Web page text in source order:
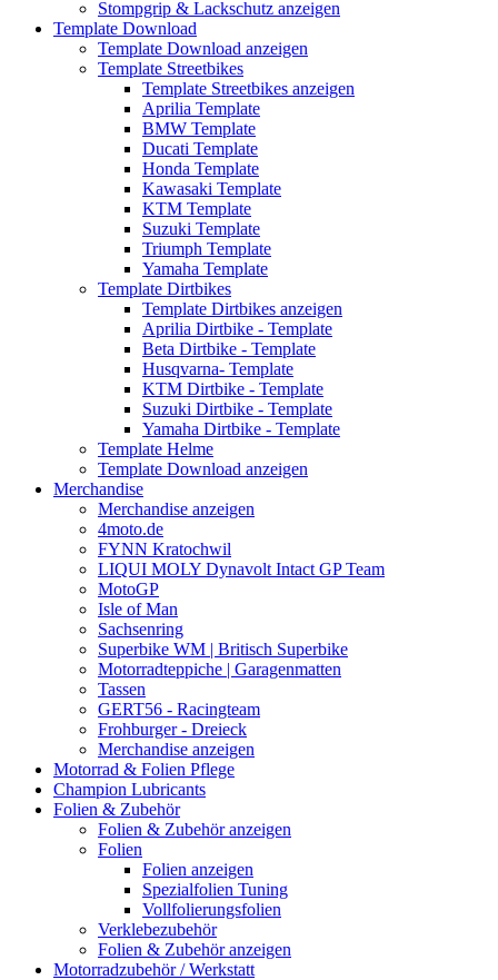
Stompgrip & Lackschutz anzeigen
Template Download
Template Download anzeigen
Template Streetbikes
Template Streetbikes anzeigen
Aprilia Template
BMW Template
Ducati Template
Honda Template
Kawasaki Template
KTM Template
Suzuki Template
Triumph Template
Yamaha Template
Template Dirtbikes
Template Dirtbikes anzeigen
Aprilia Dirtbike - Template
Beta Dirtbike - Template
Husqvarna- Template
KTM Dirtbike - Template
Suzuki Dirtbike - Template
Yamaha Dirtbike - Template
Template Helme
Template Download anzeigen
Merchandise
Merchandise anzeigen
4moto.de
FYNN Kratochwil
LIQUI MOLY Dynavolt Intact GP Team
MotoGP
Isle of Man
Sachsenring
Superbike WM | Britisch Superbike
Motorradteppiche | Garagenmatten
Tassen
GERT56 - Racingteam
Frohburger - Dreieck
Merchandise anzeigen
Motorrad & Folien Pflege
Champion Lubricants
Folien & Zubehör
Folien & Zubehör anzeigen
Folien
Folien anzeigen
Spezialfolien Tuning
Vollfolierungsfolien
Verklebezubehör
Folien & Zubehör anzeigen
Motorradzubehör / Werkstatt